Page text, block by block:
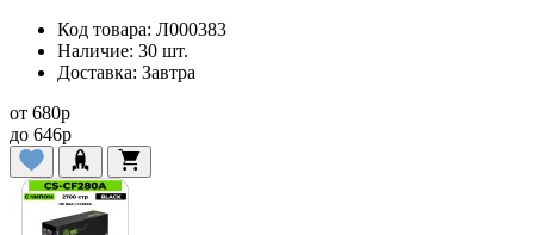
Код товара: Л000383
Наличие: 30 шт.
Доставка: Завтра
от 680p
до 646p